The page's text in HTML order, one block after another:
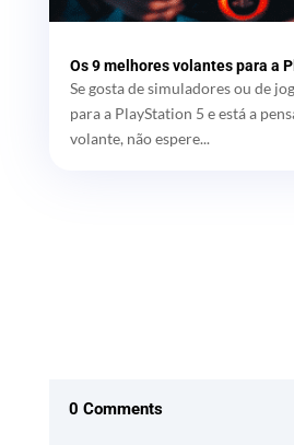
Os 9 melhores volantes para a
Se gosta de simuladores ou de
para a PlayStation 5 e está a
volante, não espere...
0 Comments